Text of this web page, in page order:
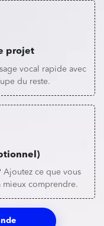
projet
vocal rapide avec
du reste.
Ajoutez ce que vous
mieux comprendre.